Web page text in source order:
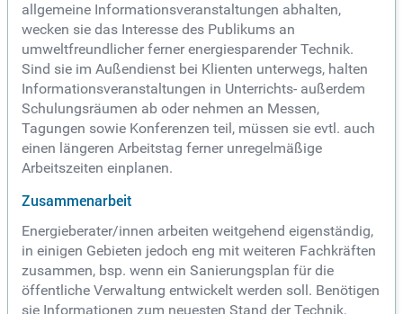
allgemeine Informationsveranstaltungen abhalten,
wecken sie das Interesse des Publikums an
umweltfreundlicher ferner energiesparender Technik.
Sind sie im Außendienst bei Klienten unterwegs, halten
Informationsveranstaltungen in Unterrichts- außerdem
Schulungsräumen ab oder nehmen an Messen,
Tagungen sowie Konferenzen teil, müssen sie evtl. auch
einen längeren Arbeitstag ferner unregelmäßige
Arbeitszeiten einplanen.
Zusammenarbeit
Energieberater/innen arbeiten weitgehend eigenständig,
in einigen Gebieten jedoch eng mit weiteren Fachkräften
zusammen, bsp. wenn ein Sanierungsplan für die
öffentliche Verwaltung entwickelt werden soll. Benötigen
sie Informationen zum neuesten Stand der Technik,